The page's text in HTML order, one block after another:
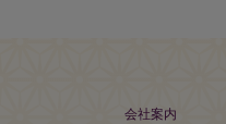
会社案内